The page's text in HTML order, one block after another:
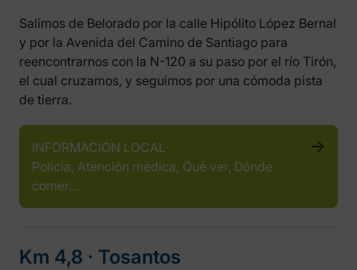
Salimos de Belorado por la calle Hipólito López Bernal
y por la Avenida del Camino de Santiago para
reencontrarnos con la N-120 a su paso por el río Tirón,
el cual cruzamos, y seguimos por una cómoda pista
de tierra.
INFORMACIÓN LOCAL
Policía, Atención médica, Qué ver, Dónde
comer…
Km 4,8 ‧ Tosantos